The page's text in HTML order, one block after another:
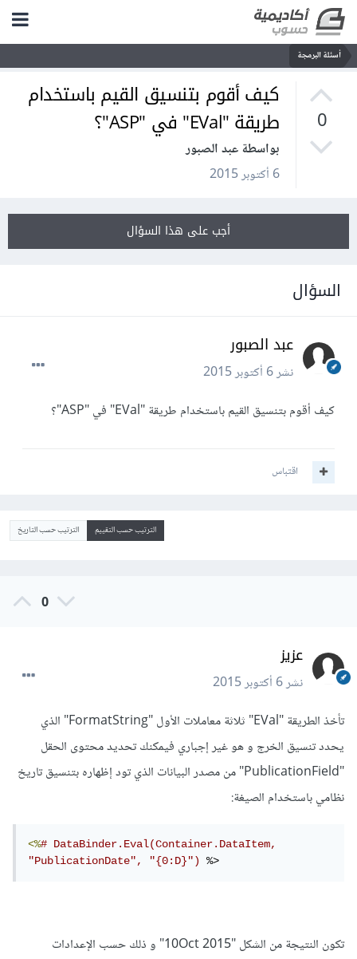
أسئلة البرمجة
0
كيف أقوم بتنسيق القيم باستخدام
طريقة "EVal" في "ASP"؟
بواسطة عبد الصبور
6 أكتوبر 2015
أجب على هذا السؤال
السؤال
عبد الصبور
نشر6 أكتوبر 2015
كيف أقوم بتنسيق القيم باستخدام طريقة "EVal" في "ASP"؟
اقتباس
الترتيب حسب التقييم الترتيب حسب التاريخ
0
عزيز
نشر6 أكتوبر 2015
تأخذ الطريقة "EVal" ثلاثة معاملات الأول "FormatString" الذي
يحدد تنسيق الخرج و هو غير إجباري فيمكنك تحديد محتوى الحقل
"PublicationField" من مصدر البيانات الذي تود إظهاره بتنسيق تاريخ
نظامي باستخدام الصيغة:
<%# DataBinder.Eval(Container.DataItem,
"PublicationDate", "{0:D}") %>
تكون النتيجة من الشكل "10Oct 2015" و ذلك حسب الإعدادات